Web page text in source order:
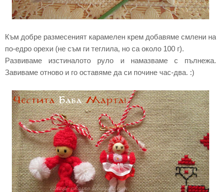
Към добре размесеният карамелен крем добавяме смлени на
по-едро орехи (не съм ги теглила, но са около 100 г).
Развиваме изстиналото руло и намазваме с пълнежа.
Завиваме отново и го оставяме да си почине час-два. :)